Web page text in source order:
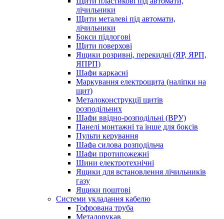
лічильники
Щити металеві під автомати,
лічильники
Бокси підлогові
Щити поверхові
Ящики розривні, перекидні (ЯР, ЯРП,
ЯПРП)
Шафи каркасні
Маркування електрощита (наліпки на
щит)
Металоконструкції щитів
розподільних
Шафи ввідно-розподільні (ВРУ)
Панелі монтажні та інше для боксів
Пульти керування
Шафа силова розподільча
Шафи протипожежні
Шини електротехнічні
Ящики для встановлення лічильників
газу
Ящики поштові
Системи укладання кабелю
Гофрована труба
Металорукав